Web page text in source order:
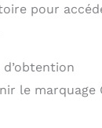
pour
d’obtention
le marquage